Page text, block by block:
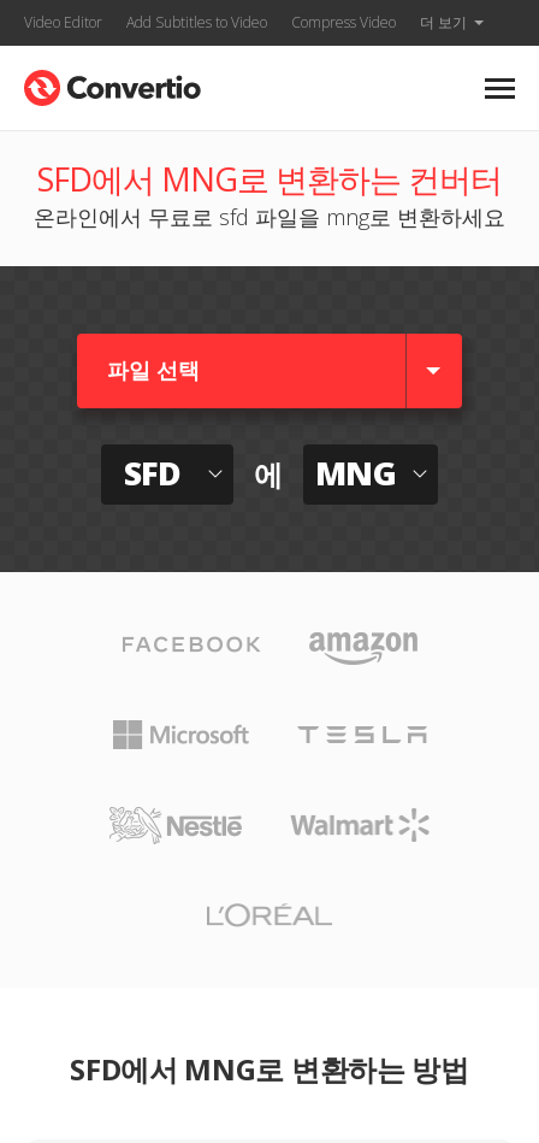
Video Editor Add Subtitles to Video Compress Video 더 보기
SFD에서 MNG로 변환하는 컨버터
온라인에서 무료로 sfd 파일을 mng로 변환하세요
파일 선택
SFD 에 MNG
SFD에서 MNG로 변환하는 방법